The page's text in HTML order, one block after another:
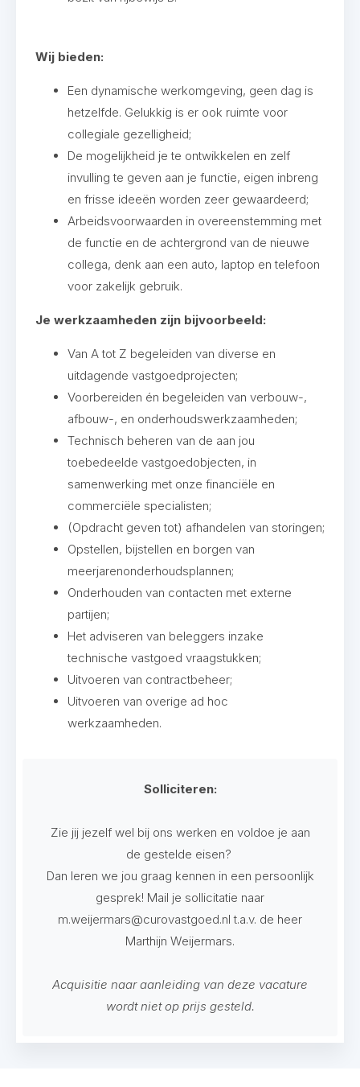
Wij bieden:
Een dynamische werkomgeving, geen dag is
hetzelfde. Gelukkig is er ook ruimte voor
collegiale gezelligheid;
De mogelijkheid je te ontwikkelen en zelf
invulling te geven aan je functie, eigen inbreng
en frisse ideeën worden zeer gewaardeerd;
Arbeidsvoorwaarden in overeenstemming met
de functie en de achtergrond van de nieuwe
collega, denk aan een auto, laptop en telefoon
voor zakelijk gebruik.
Je werkzaamheden zijn bijvoorbeeld:
Van A tot Z begeleiden van diverse en
uitdagende vastgoedprojecten;
Voorbereiden én begeleiden van verbouw-,
afbouw-, en onderhoudswerkzaamheden;
Technisch beheren van de aan jou
toebedeelde vastgoedobjecten, in
samenwerking met onze financiële en
commerciële specialisten;
(Opdracht geven tot) afhandelen van storingen;
Opstellen, bijstellen en borgen van
meerjarenonderhoudsplannen;
Onderhouden van contacten met externe
partijen;
Het adviseren van beleggers inzake
technische vastgoed vraagstukken;
Uitvoeren van contractbeheer;
Uitvoeren van overige ad hoc
werkzaamheden.
Solliciteren:
Zie jij jezelf wel bij ons werken en voldoe je aan
de gestelde eisen?
Dan leren we jou graag kennen in een persoonlijk
gesprek! Mail je sollicitatie naar
m.weijermars@curovastgoed.nl t.a.v. de heer
Marthijn Weijermars.
Acquisitie naar aanleiding van deze vacature
wordt niet op prijs gesteld.